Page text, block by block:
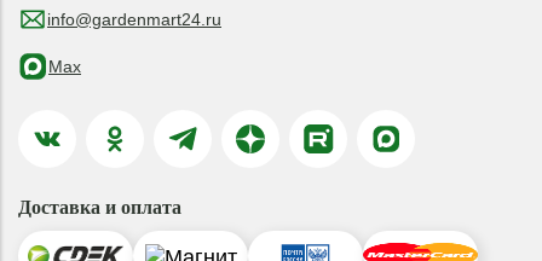
info@gardenmart24.ru
Max
Доставка и оплата